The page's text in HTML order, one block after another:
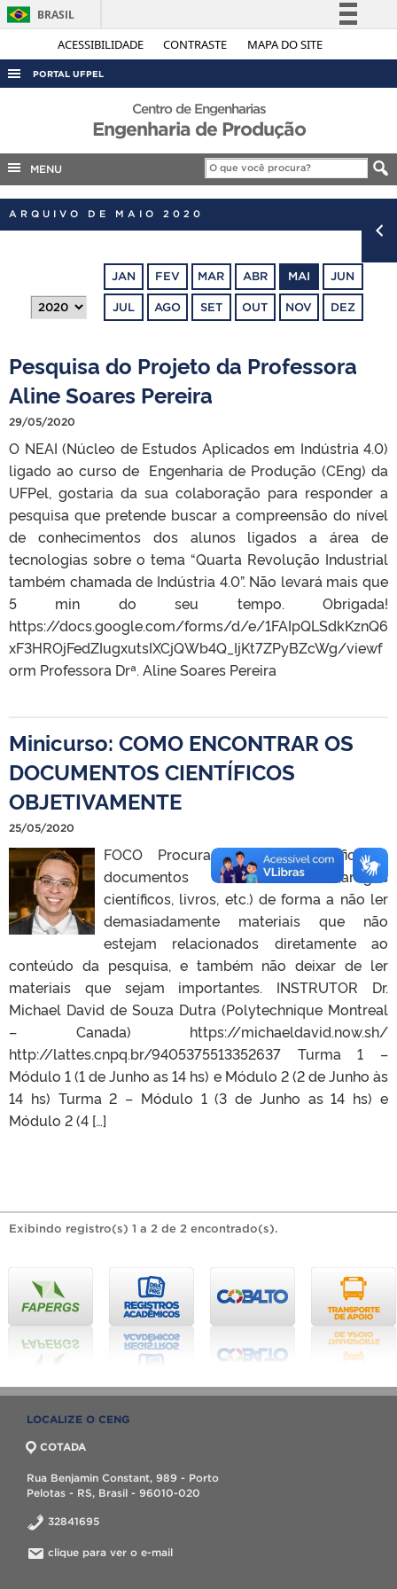
ACESSIBILIDADE CONTRASTE MAPA DO SITE
BRASIL
Simplifique!
Acesso à informação
Canais
PORTAL UFPEL
ACESSO À INFORMAÇÃO
COBALTO
Centro de Engenharias
Engenharia de Produção
MENU
ARQUIVO DE MAIO 2020
JAN FEV MAR ABR MAI JUN
JUL AGO SET OUT NOV DEZ
Pesquisa do Projeto da Professora
Aline Soares Pereira
29/05/2020
O NEAI (Núcleo de Estudos Aplicados em Indústria 4.0)
ligado ao curso de Engenharia de Produção (CEng) da
UFPel, gostaria da sua colaboração para responder a
pesquisa que pretende buscar a compreensão do nível
de conhecimentos dos alunos ligados a área de
tecnologias sobre o tema “Quarta Revolução Industrial
também chamada de Indústria 4.0”. Não levará mais que
5 min do seu tempo. Obrigada!
https://docs.google.com/forms/d/e/1FAIpQLSdkKznQ6
xF3HROjFedZIugxutsIXCjQWb4Q_IjKt7ZPyBZcWg/viewf
orm Professora Drª. Aline Soares Pereira
Minicurso: COMO ENCONTRAR OS
DOCUMENTOS CIENTÍFICOS
OBJETIVAMENTE
25/05/2020
FOCO Procurar de maneira eficiente
documentos científicos (artigos
científicos, livros, etc.) de forma a não ler
demasiadamente materiais que não
estejam relacionados diretamente ao
conteúdo da pesquisa, e também não deixar de ler
materiais que sejam importantes. INSTRUTOR Dr.
Michael David de Souza Dutra (Polytechnique Montreal
– Canada) https://michaeldavid.now.sh/
http://lattes.cnpq.br/9405375513352637 Turma 1 –
Módulo 1 (1 de Junho as 14 hs) e Módulo 2 (2 de Junho às
14 hs) Turma 2 – Módulo 1 (3 de Junho as 14 hs) e
Módulo 2 (4 […]
Exibindo registro(s) 1 a 2 de 2 encontrado(s).
LOCALIZE O CENG
COTADA
Rua Benjamin Constant, 989 - Porto
Pelotas - RS, Brasil - 96010-020
32841695
clique para ver o e-mail